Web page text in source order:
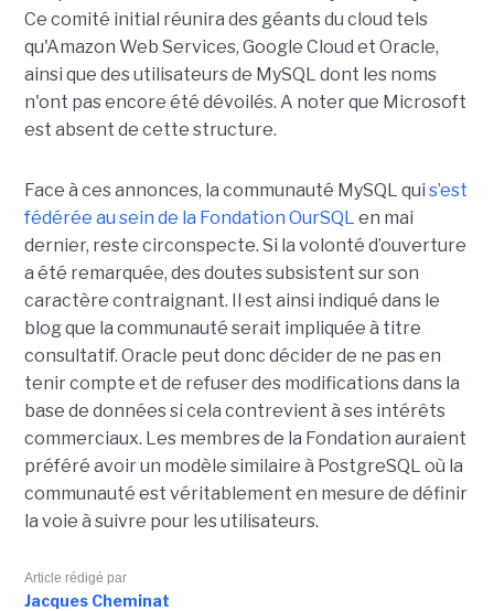
Ce comité initial réunira des géants du cloud tels
qu'Amazon Web Services, Google Cloud et Oracle,
ainsi que des utilisateurs de MySQL dont les noms
n'ont pas encore été dévoilés. A noter que Microsoft
est absent de cette structure.
Face à ces annonces, la communauté MySQL qui s’est
fédérée au sein de la Fondation OurSQL en mai
dernier, reste circonspecte. Si la volonté d’ouverture
a été remarquée, des doutes subsistent sur son
caractère contraignant. Il est ainsi indiqué dans le
blog que la communauté serait impliquée à titre
consultatif. Oracle peut donc décider de ne pas en
tenir compte et de refuser des modifications dans la
base de données si cela contrevient à ses intérêts
commerciaux. Les membres de la Fondation auraient
préféré avoir un modèle similaire à PostgreSQL où la
communauté est véritablement en mesure de définir
la voie à suivre pour les utilisateurs.
Article rédigé par
Jacques Cheminat